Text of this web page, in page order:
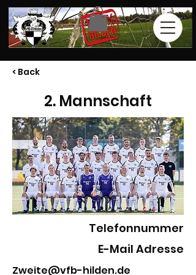
< Back
2. Mannschaft
Telefonnummer
E-Mail Adresse
Zweite@vfb-hilden.de